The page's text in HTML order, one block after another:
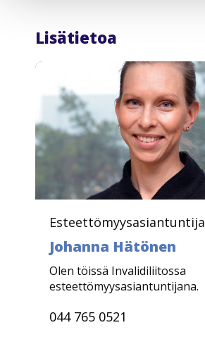
Lisätietoa
Esteettömyysasiantuntija
Johanna Hätönen
Olen töissä Invalidiliitossa
esteettömyysasiantuntijana.
044 765 0521